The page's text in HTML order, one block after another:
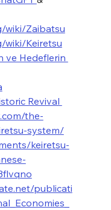
wiki/Zaibatsu
wiki/Keiretsu
ve Hedeflerin
Revival
the-
system/
keiretsu-
publicati